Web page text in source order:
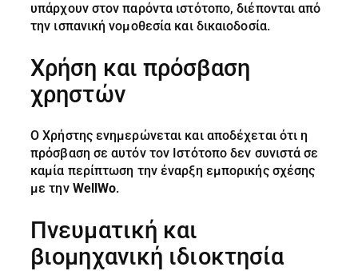
υπάρχουν στον παρόντα ιστότοπο, διέπονται από
την ισπανική νομοθεσία και δικαιοδοσία.
Χρήση και πρόσβαση
χρηστών
Ο Χρήστης ενημερώνεται και αποδέχεται ότι η
πρόσβαση σε αυτόν τον Ιστότοπο δεν συνιστά σε
καμία περίπτωση την έναρξη εμπορικής σχέσης
με την WellWo.
Πνευματική και
βιομηχανική ιδιοκτησία